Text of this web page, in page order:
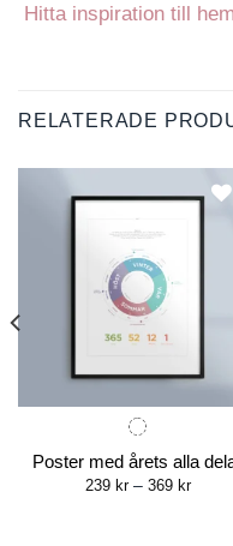
Hitta inspiration till
RELATERADE
Poster med årets alla
239 kr – 369 krPrice